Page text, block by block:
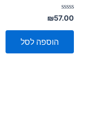
דורג
0
מתוך
₪57.00
הוספה לסל